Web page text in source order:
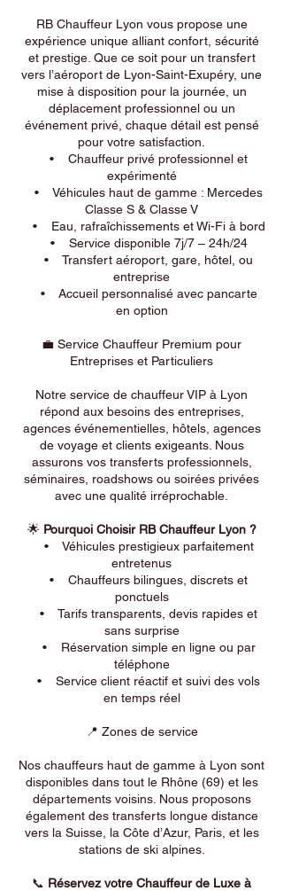
RB Chauffeur Lyon vous propose une
expérience unique alliant confort, sécurité
et prestige. Que ce soit pour un transfert
vers l’aéroport de Lyon-Saint-Exupéry, une
mise à disposition pour la journée, un
déplacement professionnel ou un
événement privé, chaque détail est pensé
pour votre satisfaction.
• Chauffeur privé professionnel et
expérimenté
• Véhicules haut de gamme : Mercedes
Classe S & Classe V
• Eau, rafraîchissements et Wi-Fi à bord
• Service disponible 7j/7 – 24h/24
• Transfert aéroport, gare, hôtel, ou
entreprise
• Accueil personnalisé avec pancarte
en option
💼 Service Chauffeur Premium pour
Entreprises et Particuliers
Notre service de chauffeur VIP à Lyon
répond aux besoins des entreprises,
agences événementielles, hôtels, agences
de voyage et clients exigeants. Nous
assurons vos transferts professionnels,
séminaires, roadshows ou soirées privées
avec une qualité irréprochable.
🌟 Pourquoi Choisir RB Chauffeur Lyon ?
• Véhicules prestigieux parfaitement
entretenus
• Chauffeurs bilingues, discrets et
ponctuels
• Tarifs transparents, devis rapides et
sans surprise
• Réservation simple en ligne ou par
téléphone
• Service client réactif et suivi des vols
en temps réel
📍 Zones de service
Nos chauffeurs haut de gamme à Lyon sont
disponibles dans tout le Rhône (69) et les
départements voisins. Nous proposons
également des transferts longue distance
vers la Suisse, la Côte d’Azur, Paris, et les
stations de ski alpines.
📞 Réservez votre Chauffeur de Luxe à